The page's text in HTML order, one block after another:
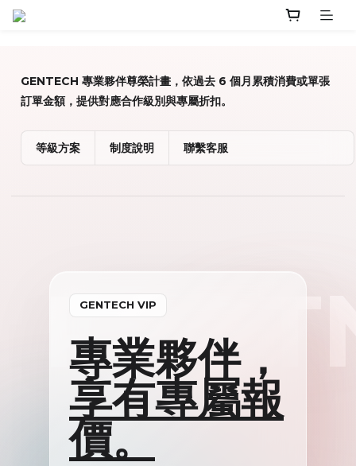
GENTECH 專業夥伴尊榮計畫，依過去 6 個月累積消費或單張
訂單金額，提供對應合作級別與專屬折扣。
等級方案 制度說明 聯繫客服
GENTECH VIP
專業夥伴，
享有專屬報
價。